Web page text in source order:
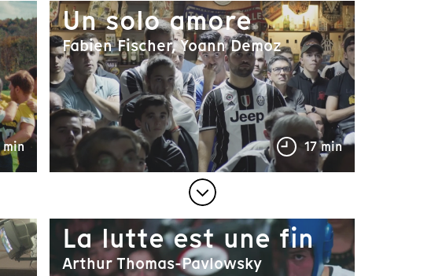
Un solo amore
Fabien Fischer, Yoann Demoz
17 min
La lutte est une fin
Arthur Thomas-Pavlowsky